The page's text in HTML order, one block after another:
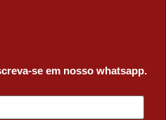
se em nosso whatsapp.